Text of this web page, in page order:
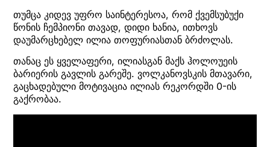
თუმცა კიდევ უფრო საინტერესოა, რომ ქვემსუბუქი
წონის ჩემპიონი თავად, დიდი ხანია, ითხოვს
დაუმარცხებელ ილია თოფურიასთან ბრძოლას.
თანაც ეს ყველაფერი, ილიასგან მაქს ჰოლოუეის
ბარიერის გავლის გარეშე. ვოლკანოვსკის მთავარი,
გაცხადებული მოტივაცია ილიას რეკორდში 0-ის
გაქრობაა.